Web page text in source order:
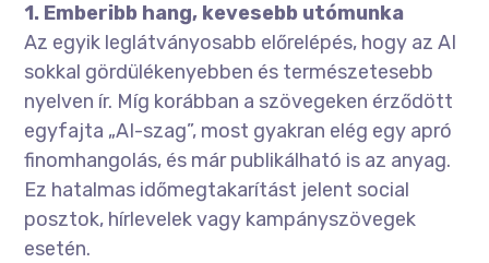
1. Emberibb hang, kevesebb utómunka
Az egyik leglátványosabb előrelépés, hogy az AI
sokkal gördülékenyebben és természetesebb
nyelven ír. Míg korábban a szövegeken érződött
egyfajta „AI-szag”, most gyakran elég egy apró
finomhangolás, és már publikálható is az anyag.
Ez hatalmas időmegtakarítást jelent social
posztok, hírlevelek vagy kampányszövegek
esetén.